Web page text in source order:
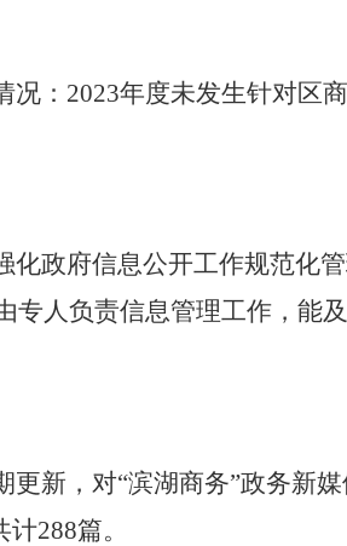
况： 2023年度未发生针对区
政府信息公开工作规范化
专人负责信息管理工作，能
新，对“滨湖商务”政务新媒
计288篇。